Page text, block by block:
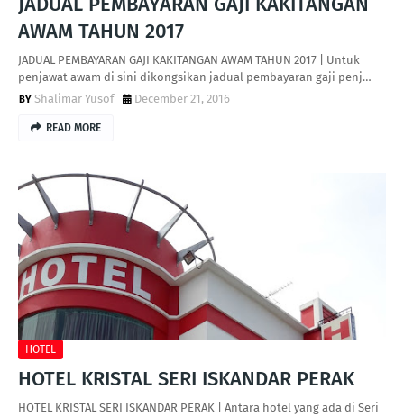
AWAM TAHUN 2017
JADUAL PEMBAYARAN GAJI KAKITANGAN AWAM TAHUN 2017 | Untuk
penjawat awam di sini dikongsikan jadual pembayaran gaji penj…
Shalimar Yusof
December 21, 2016
READ MORE
HOTEL
HOTEL KRISTAL SERI ISKANDAR PERAK
HOTEL KRISTAL SERI ISKANDAR PERAK | Antara hotel yang ada di Seri